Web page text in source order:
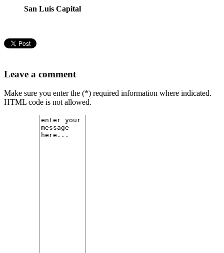
San Luis Capital
Leave a comment
Make sure you enter the (*) required information where indicated.
HTML code is not allowed.